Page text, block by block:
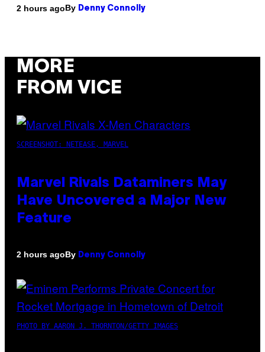
2 hours agoBy Denny Connolly
MORE
FROM VICE
SCREENSHOT: NETEASE, MARVEL
Marvel Rivals Dataminers May
Have Uncovered a Major New
Feature
2 hours agoBy Denny Connolly
PHOTO BY AARON J. THORNTON/GETTY IMAGES